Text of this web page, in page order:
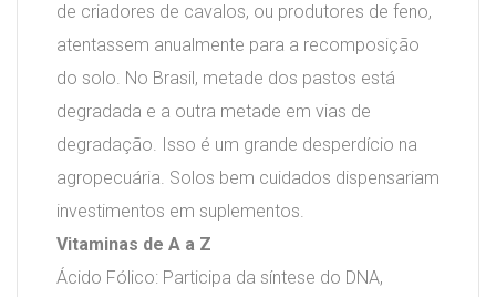
de criadores de cavalos, ou produtores de feno,
atentassem anualmente para a recomposição
do solo. No Brasil, metade dos pastos está
degradada e a outra metade em vias de
degradação. Isso é um grande desperdício na
agropecuária. Solos bem cuidados dispensariam
investimentos em suplementos.
Vitaminas de A a Z
Ácido Fólico: Participa da síntese do DNA,